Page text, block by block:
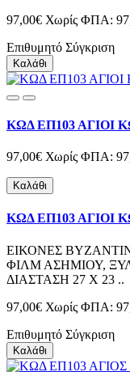
97,00€ Χωρίς ΦΠΑ:
Επιθυμητό Σύγκριση
Καλάθι
ΚΩΔ ΕΠ103 ΑΓΙΟΙ
97,00€ Χωρίς ΦΠΑ:
Καλάθι
ΚΩΔ ΕΠ103 ΑΓΙΟΙ
ΕΙΚΟΝΕΣ
ΦΙΛΜ ΑΣΗΜΙΟΥ,
ΔΙΑΣΤΑΣΗ 27 Χ 23 ..
97,00€ Χωρίς ΦΠΑ:
Επιθυμητό Σύγκριση
Καλάθι